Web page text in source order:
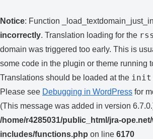
Notice: Function
incorrectly. Translation loading for the
domain was triggered too early. This is
some code in the plugin or theme running
Translations should be loaded at the init
Please see Debugging in WordPress for
(This message was added in version
/home/r4285031/public_html/jra-
includes/functions.php on line 6170